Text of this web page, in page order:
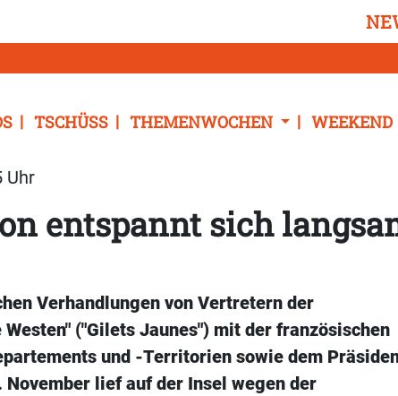
TSCHÜSS THEMENWOCHEN WEEKEND
Uhr
entspannt sich
Verhandlungen von Vertretern der
("Gilets Jaunes") mit der französischen
und -Territorien sowie dem
lief auf der Insel wegen der